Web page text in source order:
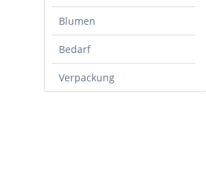
Blumen
Bedarf
Verpackung